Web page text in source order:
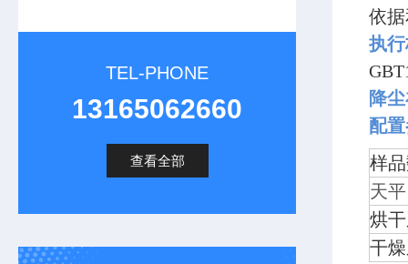
TEL-PHONE
13165062660
查看全部
依
执
降
配
样
天平
烘
干